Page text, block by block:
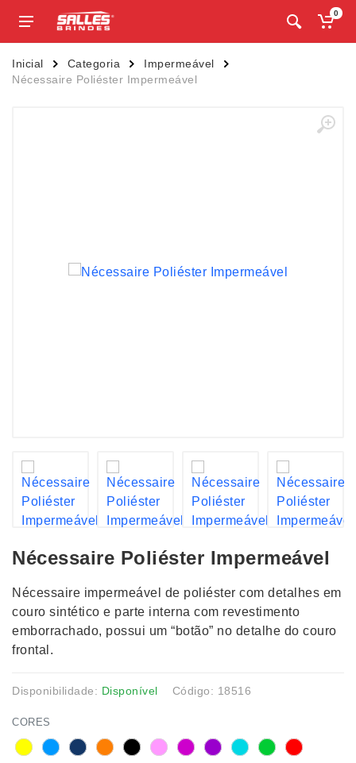
0
Inicial Categoria
Impermeável
Nécessaire Poliéster Impermeável
Nécessaire Poliéster Impermeável
Nécessaire impermeável de poliéster com detalhes em
couro sintético e parte interna com revestimento
emborrachado, possui um “botão” no detalhe do couro
frontal.
Disponibilidade: Disponível Código: 18516
CORES